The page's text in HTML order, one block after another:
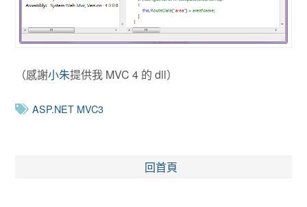
（感謝小朱提供我 MVC 4 的 dll）
ASP.NET MVC3
回首頁